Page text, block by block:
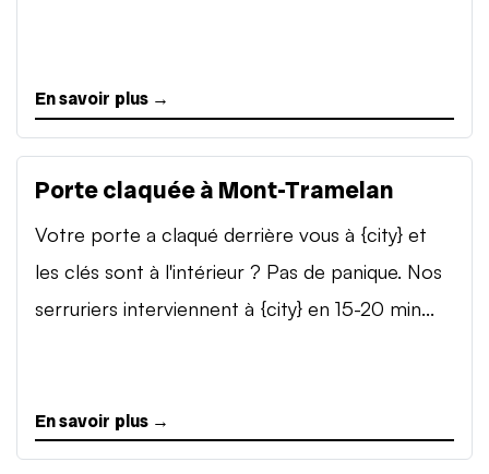
En savoir plus →
Porte claquée à Mont-Tramelan
Votre porte a claqué derrière vous à {city} et
les clés sont à l'intérieur ? Pas de panique. Nos
serruriers interviennent à {city} en 15-20 min...
En savoir plus →